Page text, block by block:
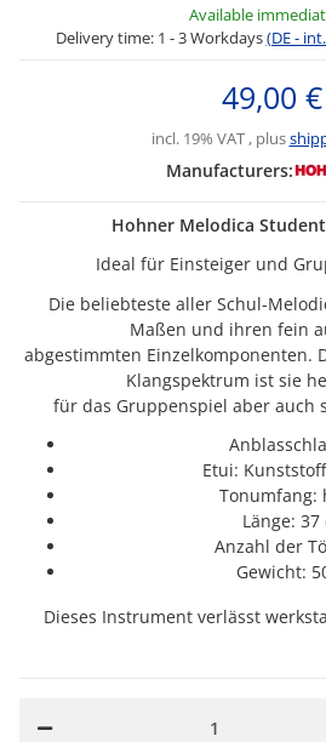
Available
Delivery time: 1 - 3 Workdays(DE -
49,00 €
incl. 19% VAT , plus
Manufacturers:
Hohner Melodica
Ideal für Einsteiger und
Die beliebteste aller Schul-
Maßen und ihren fein
abgestimmten Einzelkomponenten.
Klangspektrum ist sie
für das Gruppenspiel aber auch
Etui:
Tonumfang: h
Länge: 37
Anzahl der
Gewicht:
Dieses Instrument verlässt